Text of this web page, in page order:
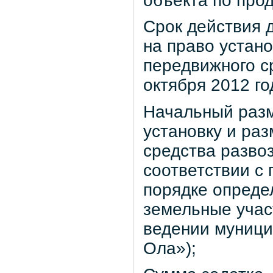
Срок действия
на право
передвижного
октября 2012
Начальный
установку и
средства
соответствии
порядке
земельные
ведении
Ола»);